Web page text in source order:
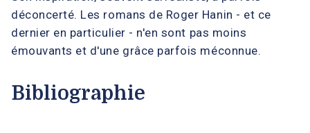
déconcerté. Les romans de Roger Hanin - et ce
dernier en particulier - n'en sont pas moins
émouvants et d'une grâce parfois méconnue.
Bibliographie